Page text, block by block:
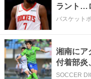
ラント…
る
バスケット
湘南にア
付着部炎
４試合に
SOCCER